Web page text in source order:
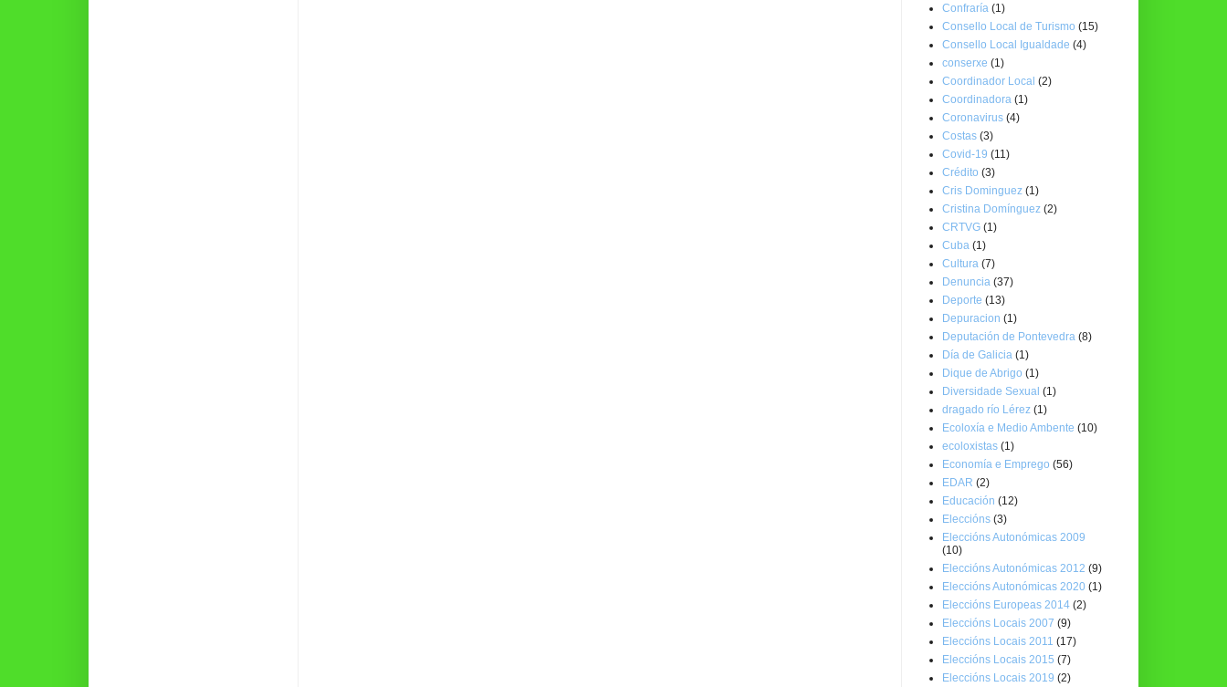
Confraría (1)
Consello Local de Turismo (15)
Consello Local Igualdade (4)
conserxe (1)
Coordinador Local (2)
Coordinadora (1)
Coronavirus (4)
Costas (3)
Covid-19 (11)
Crédito (3)
Cris Dominguez (1)
Cristina Domínguez (2)
CRTVG (1)
Cuba (1)
Cultura (7)
Denuncia (37)
Deporte (13)
Depuracion (1)
Deputación de Pontevedra (8)
Día de Galicia (1)
Dique de Abrigo (1)
Diversidade Sexual (1)
dragado río Lérez (1)
Ecoloxía e Medio Ambente (10)
ecoloxistas (1)
Economía e Emprego (56)
EDAR (2)
Educación (12)
Eleccións (3)
Eleccións Autonómicas 2009
(10)
Eleccións Autonómicas 2012 (9)
Eleccións Autonómicas 2020 (1)
Eleccións Europeas 2014 (2)
Eleccións Locais 2007 (9)
Eleccións Locais 2011 (17)
Eleccións Locais 2015 (7)
Eleccións Locais 2019 (2)